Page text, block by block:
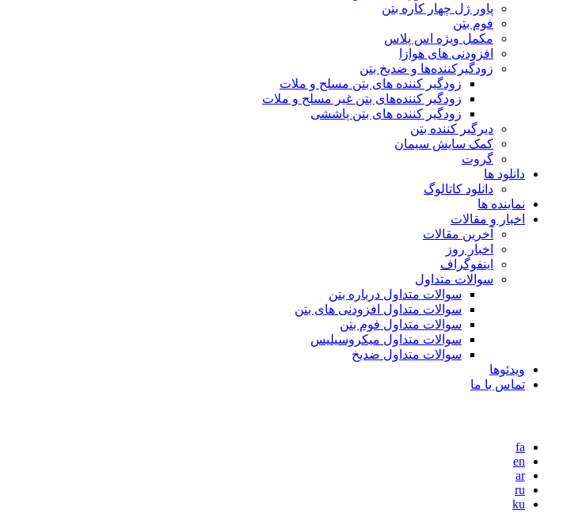
پاور ژل چهار کاره بتن​
فوم بتن
مکمل ویژه اس پلاس
افزودنی های هوازا
زودگیرکننده‌ها و ضد‌یخ بتن
زودگیر کننده های بتن مسلح و ملات​​
زودگیر کننده‌های بتن غیر مسلح و ملات
زودگیر کننده های بتن پاششی
دیرگیر کننده‌ بتن
کمک سایش سیمان
گروت
دانلود ها
دانلود کاتالوگ
نماینده ها
اخبار و مقالات
آخرین مقالات
اخبار روز
اینفوگراف
سوالات متداول
سوالات متداول درباره بتن
سوالات متداول افزودنی های بتن
سوالات متداول فوم بتن
سوالات متداول میکروسیلیس
سوالات متداول ضدیخ
ویدئوها
تماس با ما
fa
en
ar
ru
ku